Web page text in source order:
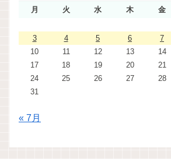
月 火 水 木 金
3
4 5 6 7
10
11 12 13 14
17
18 19 20 21
24
25 26 27 28
31
« 7月